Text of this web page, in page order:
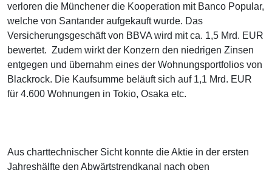
verloren die Münchener die Kooperation mit Banco Popular,
welche von Santander aufgekauft wurde. Das
Versicherungsgeschäft von BBVA wird mit ca. 1,5 Mrd. EUR
bewertet. Zudem wirkt der Konzern den niedrigen Zinsen
entgegen und übernahm eines der Wohnungsportfolios von
Blackrock. Die Kaufsumme beläuft sich auf 1,1 Mrd. EUR
für 4.600 Wohnungen in Tokio, Osaka etc.
Aus charttechnischer Sicht konnte die Aktie in der ersten
Jahreshälfte den Abwärtstrendkanal nach oben